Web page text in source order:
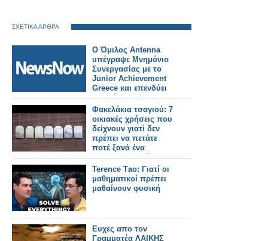
ΣΧΕΤΙΚΑ ΑΡΘΡΑ
Ο Όμιλος Antenna
υπέγραψε Μνημόνιο
Συνεργασίας με το
Junior Achievement
Greece και επενδύει
στη νέα γενιά
Φακελάκια τσαγιού: 7
οικιακές χρήσεις που
δείχνουν γιατί δεν
πρέπει να πετάτε
ποτέ ξανά ένα
χρησιμοποιημένο
φακελάκι τσαγιού
Terence Τao: Γιατί οι
μαθηματικοί πρέπει
μαθαίνουν φυσική
Ευχες απο τον
Γραμματέα ΛΑΙΚΗΣ